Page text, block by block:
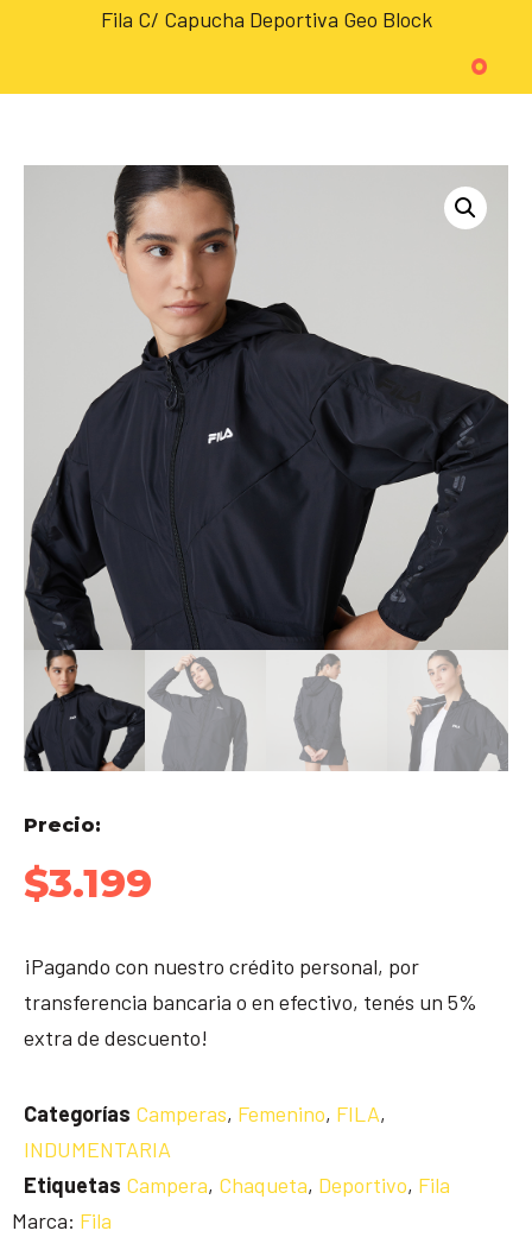
Fila C/ Capucha Deportiva Geo Block
Precio:
$3.199
¡Pagando con nuestro crédito personal, por
transferencia bancaria o en efectivo, tenés un 5%
extra de descuento!
Categorías Camperas, Femenino, FILA,
INDUMENTARIA
Etiquetas Campera, Chaqueta, Deportivo, Fila
Marca: Fila